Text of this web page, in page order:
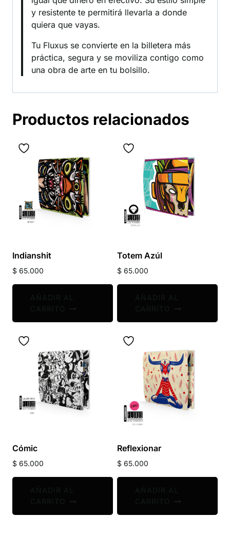
y resistente te permitirá llevarla a donde
quiera que vayas.
Tu Fluxus se convierte en la billetera más
práctica, segura y se moviliza contigo como
una obra de arte en tu bolsillo.
Productos relacionados
Indianshit
$ 65.000
AÑADIR AL
CARRITO
Totem Azúl
$ 65.000
AÑADIR AL
CARRITO
Cómic
$ 65.000
AÑADIR AL
CARRITO
Reflexionar
$ 65.000
AÑADIR AL
CARRITO